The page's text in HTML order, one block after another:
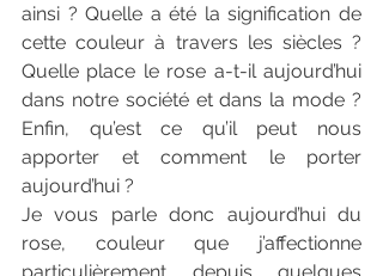
ainsi ? Quelle a été la signification de
cette couleur à travers les siècles ?
Quelle place le rose a-t-il aujourd’hui
dans notre société et dans la mode ?
Enfin, qu’est ce qu’il peut nous
apporter et comment le porter
aujourd’hui ?
Je vous parle donc aujourd’hui du
rose, couleur que j’affectionne